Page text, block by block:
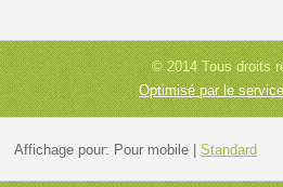
© 2014 Tous droits
Optimisé par le
Affichage pour: Pour mobile| Standard